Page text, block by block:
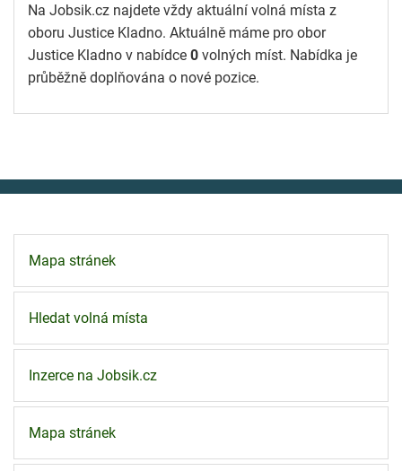
Na Jobsik.cz najdete vždy aktuální volná místa z
oboru Justice Kladno. Aktuálně máme pro obor
Justice Kladno v nabídce 0 volných míst. Nabídka je
průběžně doplňována o nové pozice.
Mapa stránek
Hledat volná místa
Inzerce na Jobsik.cz
Mapa stránek